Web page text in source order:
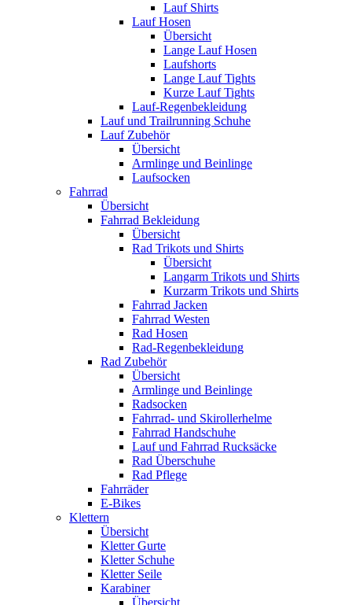
Lauf Shirts
Lauf Hosen
Übersicht
Lange Lauf Hosen
Laufshorts
Lange Lauf Tights
Kurze Lauf Tights
Lauf-Regenbekleidung
Lauf und Trailrunning Schuhe
Lauf Zubehör
Übersicht
Armlinge und Beinlinge
Laufsocken
Fahrrad
Übersicht
Fahrrad Bekleidung
Übersicht
Rad Trikots und Shirts
Übersicht
Langarm Trikots und Shirts
Kurzarm Trikots und Shirts
Fahrrad Jacken
Fahrrad Westen
Rad Hosen
Rad-Regenbekleidung
Rad Zubehör
Übersicht
Armlinge und Beinlinge
Radsocken
Fahrrad- und Skirollerhelme
Fahrrad Handschuhe
Lauf und Fahrrad Rucksäcke
Rad Überschuhe
Rad Pflege
Fahrräder
E-Bikes
Klettern
Übersicht
Kletter Gurte
Kletter Schuhe
Kletter Seile
Karabiner
Übersicht